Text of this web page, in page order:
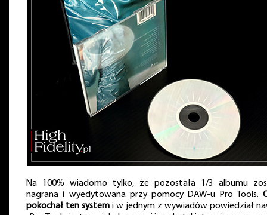
Na 100% wiadomo tylko, że pozostała 1/3 albumu
nagrana i wyedytowana przy pomocy DAW-u Pro Tools.
pokochał ten system i w jednym z wywiadów powiedział